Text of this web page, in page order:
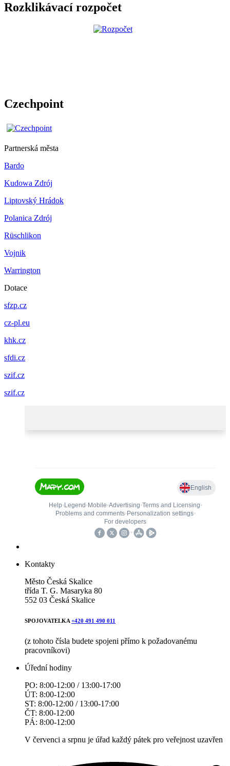
Rozklikávací rozpočet
Czechpoint
Partnerská města
Bardo
Kudowa Zdrój
Liptovský Hrádok
Polanica Zdrój
Rüschlikon
Vojnik
Warrington
Dotace
sfzp.cz
cz-pl.eu
khk.cz
sfdi.cz
szif.cz
szif.cz
Kontakty
Město Česká Skalice
třída T. G. Masaryka 80
552 03 Česká Skalice
SPOJOVATELKA +420 491 490 011
(z tohoto čísla budete spojeni přímo k požadovanému
pracovníkovi)
Úřední hodiny
PO: 8:00-12:00 / 13:00-17:00
ÚT: 8:00-12:00
ST: 8:00-12:00 / 13:00-17:00
ČT: 8:00-12:00
PÁ: 8:00-12:00
V červenci a srpnu je úřad každý pátek pro veřejnost uzavřen